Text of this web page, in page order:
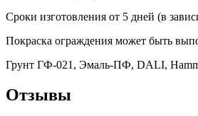
Сроки изготовления от 5 дней (в
Покраска ограждения может быть
Грунт ГФ-021, Эмаль-ПФ, DALI,
Отзывы